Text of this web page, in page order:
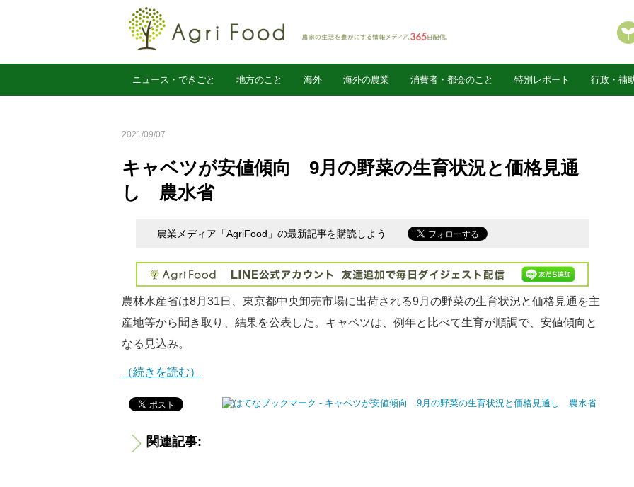
ニュース・できごと 地方のこと 海外 海外の農業 消費者・都会のこと 特別レポート 行政・補
2021/09/07
キャベツが安値傾向 9月の野菜の生育状況と価格見通
し 農水省
農業メディア「AgriFood」の最新記事を購読しよう
農林水産省は8月31日、東京都中央卸売市場に出荷される9月の野菜の生育状況と価格見通を主
産地等から聞き取り、結果を公表した。キャベツは、例年と比べて生育が順調で、安値傾向と
なる見込み。
（続きを読む）
関連記事: